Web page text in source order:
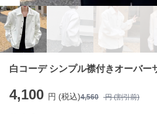
白コーデ シンプル襟付きオーバー
4,100 円 (税込)4,560 円 (割引前)